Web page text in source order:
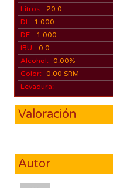
Litros:
20.0
DI:
1.000
DF:
1.000
IBU:
0.0
Alcohol:
0.00%
Color:
0.00 SRM
Levadura:
Valoración
Autor